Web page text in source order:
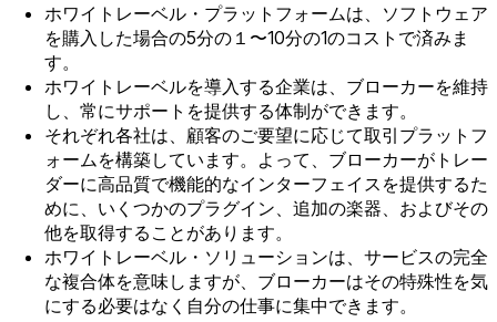
ホワイトレーベル・プラットフォームは、ソフトウェア
を購入した場合の5分の１〜10分の1のコストで済みま
す。
ホワイトレーベルを導入する企業は、ブローカーを維持
し、常にサポートを提供する体制ができます。
それぞれ各社は、顧客のご要望に応じて取引プラットフ
ォームを構築しています。よって、ブローカーがトレー
ダーに高品質で機能的なインターフェイスを提供するた
めに、いくつかのプラグイン、追加の楽器、およびその
他を取得することがあります。
ホワイトレーベル・ソリューションは、サービスの完全
な複合体を意味しますが、ブローカーはその特殊性を気
にする必要はなく自分の仕事に集中できます。